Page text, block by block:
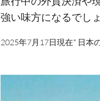
強い味方になるでしょ
2025年7月17日現在* 日本